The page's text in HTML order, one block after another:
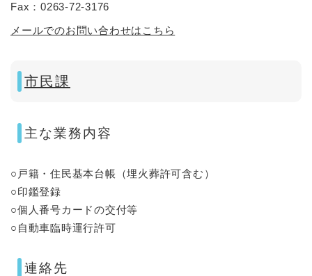
Fax：0263-72-3176
メールでのお問い合わせはこちら
市民課
主な業務内容
○戸籍・住民基本台帳（埋火葬許可含む）
○印鑑登録
○個人番号カードの交付等
○自動車臨時運行許可
連絡先